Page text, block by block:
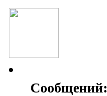
Сообщений: